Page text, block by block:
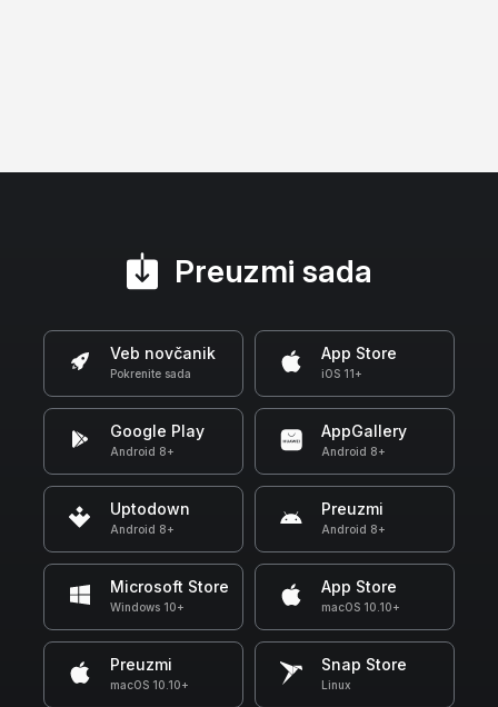
Preuzmi sada
Veb novčanik
Pokrenite sada
App Store
iOS 11+
Google Play
Android 8+
AppGallery
Android 8+
Uptodown
Android 8+
Preuzmi
Android 8+
Microsoft Store
Windows 10+
App Store
macOS 10.10+
Preuzmi
macOS 10.10+
Snap Store
Linux